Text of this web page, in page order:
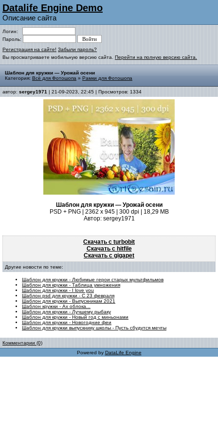
Datalife Engine Demo
Описание сайта
Логин:
Пароль:
Регистрация на сайте! Забыли пароль?
Вы просматриваете мобильную версию сайта. Перейти на полную версию сайта.
Шаблон для кружки — Урожай осени
Категория: Всё для Фотошопа » Рамки для Фотошопа
автор: sergey1971 | 21-09-2023, 22:45 | Просмотров: 1334
Шаблон для кружки — Урожай осени
PSD + PNG | 2362 x 945 | 300 dpi | 18,29 MB
Автор: sergey1971
Скачать с turbobit
Скачать с hitfile
Скачать с gigapet
Другие новости по теме:
Шаблон для кружки - Любимые герои старых мультфильмов
Шаблон для кружки - Таблица умножения
Шаблон для кружки - I love you
Шаблон psd для кружки - С 23 февраля
Шаблон для кружки - Выпускникам 2021
Шаблон кружки - Ах облока...
Шаблон для кружки - Лучшему рыбаку
Шаблон для кружки - Новый год с миньонами
Шаблон для кружки - Новогодние феи
Шаблон для кружки выпускнику школы - Пусть сбудутся мечты
Комментарии (0)
Powered by DataLife Engine